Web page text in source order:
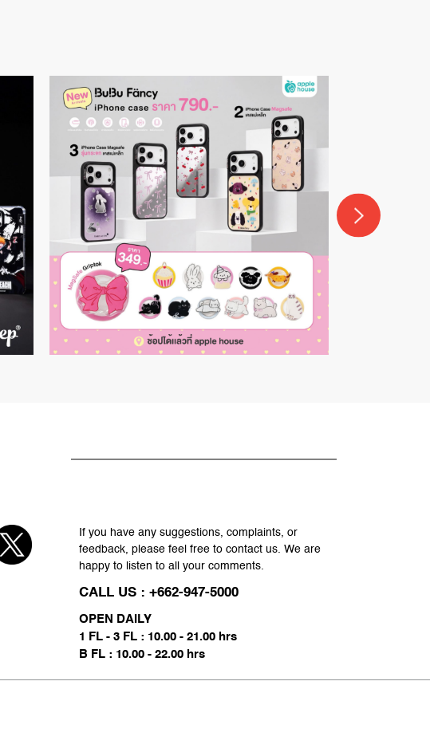
If you have any suggestions, complaints, or
feedback, please feel free to contact us. We are
happy to listen to all your comments.
CALL US : +662-947-5000
OPEN DAILY
1 FL - 3 FL : 10.00 - 21.00 hrs
B FL : 10.00 - 22.00 hrs